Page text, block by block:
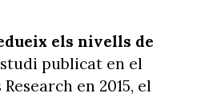
els nivells de
publicat en el
en 2015, el